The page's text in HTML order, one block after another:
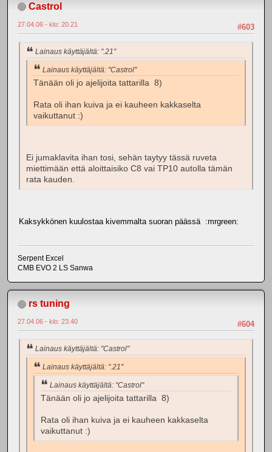
Castrol
#603
27.04.06 - klo: 20.21
Lainaus käyttäjältä: ".21"
Lainaus käyttäjältä: "Castrol"
Tänään oli jo ajelijoita tattarilla 8)
Rata oli ihan kuiva ja ei kauheen kakkaselta
vaikuttanut :)
Ei jumaklavita ihan tosi, sehän taytyy tässä ruveta
miettimään että aloittaisiko C8 vai TP10 autolla tämän
rata kauden.
Kaksykkönen kuulostaa kivemmalta suoran päässä :mrgreen:
Serpent Excel
CMB EVO 2 LS Sanwa
rs tuning
#604
27.04.06 - klo: 23.40
Lainaus käyttäjältä: "Castrol"
Lainaus käyttäjältä: ".21"
Lainaus käyttäjältä: "Castrol"
Tänään oli jo ajelijoita tattarilla 8)
Rata oli ihan kuiva ja ei kauheen kakkaselta
vaikuttanut :)